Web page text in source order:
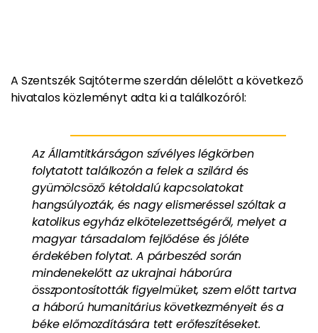
A Szentszék Sajtóterme szerdán délelőtt a következő
hivatalos közleményt adta ki a találkozóról:
Az Államtitkárságon szívélyes légkörben
folytatott találkozón a felek a szilárd és
gyümölcsöző kétoldalú kapcsolatokat
hangsúlyozták, és nagy elismeréssel szóltak a
katolikus egyház elkötelezettségéről, melyet a
magyar társadalom fejlődése és jóléte
érdekében folytat. A párbeszéd során
mindenekelőtt az ukrajnai háborúra
összpontosították figyelmüket, szem előtt tartva
a háború humanitárius következményeit és a
béke előmozdítására tett erőfeszítéseket.